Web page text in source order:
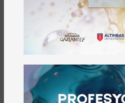
Sempozyumu ve Yıllık
Gaziantep yerel
yürütülen koruma
Belediye'nin yarattığı mali
yürütülmektedir. Bu
Yönetiminde ve